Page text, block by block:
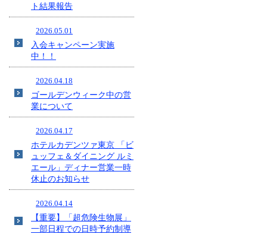
ト結果報告
2026.05.01
入会キャンペーン実施
中！！
2026.04.18
ゴールデンウィーク中の営
業について
2026.04.17
ホテルカデンツァ東京 「ビ
ュッフェ＆ダイニング ルミ
エール」ディナー営業一時
休止のお知らせ
2026.04.14
【重要】「超危険生物展」
一部日程での日時予約制導